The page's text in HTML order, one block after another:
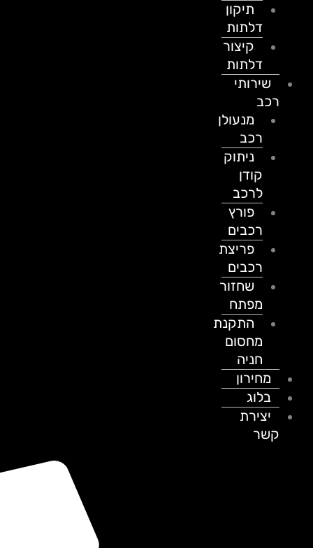
תיקון
דלתות
קיצור
דלתות
שירותי
מנעולן
ניתוק
לרכב
פורץ
רכבים
פריצת
רכבים
שחזור
מפתח
התקנת
מחסום
חניה
מחירון
בלוג
יצירת
קשר